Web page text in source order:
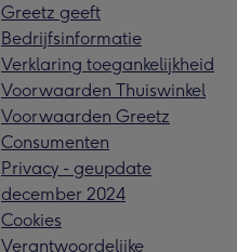
Greetz geeft
Bedrijfsinformatie
Verklaring toegankelijkheid
Voorwaarden Thuiswinkel
Voorwaarden Greetz
Consumenten
Privacy - geupdate
december 2024
Cookies
Verantwoordelijke